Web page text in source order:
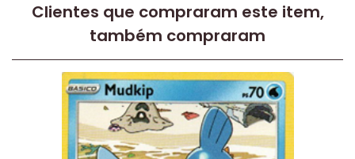
Clientes que compraram este item,
também compraram